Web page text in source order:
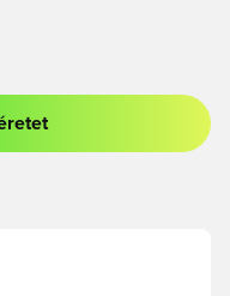
vagy a tagként való